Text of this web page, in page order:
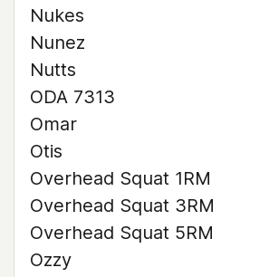
Nukes
Nunez
Nutts
ODA 7313
Omar
Otis
Overhead Squat 1RM
Overhead Squat 3RM
Overhead Squat 5RM
Ozzy